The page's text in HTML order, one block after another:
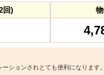
回)
ションされとても便利になります。